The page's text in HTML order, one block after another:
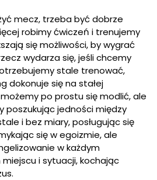
mecz, trzeba być dobrze
robimy ćwiczeń i trenujemy
się możliwości, by wygrać
wydarza się, jeśli chcemy
stale trenować,
dokonuje się na stałej
po prostu się modlić, ale
poszukując jedności między
i bez miary, posługując się
się w egoizmie, ale
w każdym
i sytuacji, kochając